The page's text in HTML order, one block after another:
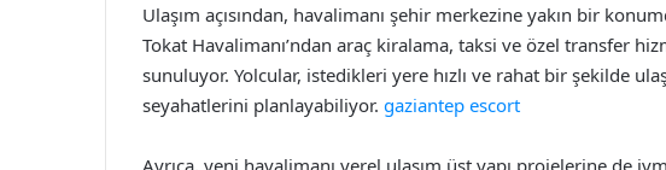
Ulaşım açısından, havalimanı şehir merkezine yakın bir
Tokat Havalimanı’ndan araç kiralama, taksi ve özel transfer
sunuluyor. Yolcular, istedikleri yere hızlı ve rahat bir şekilde
seyahatlerini planlayabiliyor. gaziantep escort
Ayrıca, yeni havalimanı yerel ulaşım üst yapı projelerine de